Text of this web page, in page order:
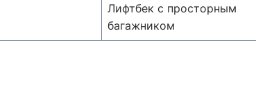
Лифтбек с просторным
багажником